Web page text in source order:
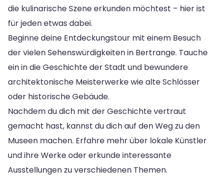
die kulinarische Szene erkunden möchtest – hier ist
für jeden etwas dabei.
Beginne deine Entdeckungstour mit einem Besuch
der vielen Sehenswürdigkeiten in Bertrange. Tauche
ein in die Geschichte der Stadt und bewundere
architektonische Meisterwerke wie alte Schlösser
oder historische Gebäude.
Nachdem du dich mit der Geschichte vertraut
gemacht hast, kannst du dich auf den Weg zu den
Museen machen. Erfahre mehr über lokale Künstler
und ihre Werke oder erkunde interessante
Ausstellungen zu verschiedenen Themen.